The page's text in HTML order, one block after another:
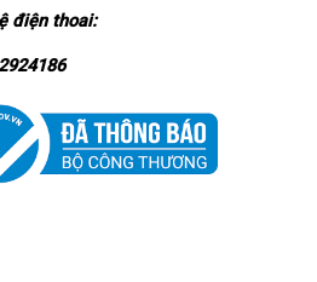
điện thoai: